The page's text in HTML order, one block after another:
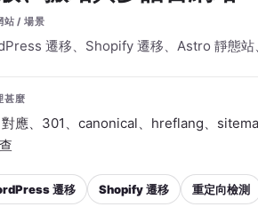
站 / 場景
遷移、Shopify 遷移、Astro 靜態站
甚麼
對應、301、canonical、hreflang、
遷移 Shopify 遷移 重定向檢測